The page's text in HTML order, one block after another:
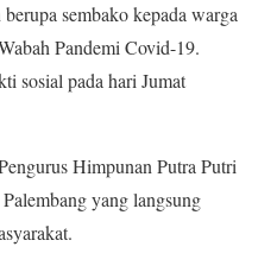
sembako kepada warga
Pandemi Covid-19.
sosial pada hari Jumat
Himpunan Putra Putri
yang langsung